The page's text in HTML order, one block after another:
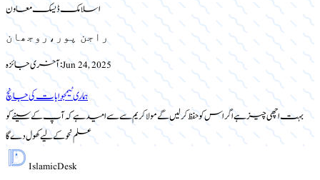
اسلامک ڈیسک معاون
راجن پور،روجھان
آخری جائزہ:Jun 24, 2025
ہماری ٹیمجوابات کی جانچ
بہت اچھی چیز ہے اگر اس کو حفظ کر لیں گے مولا کریم سے سے امید ہے کہ آپ کے سینے کو
علم نحو کے لیے کھول دے گا
IslamicDesk